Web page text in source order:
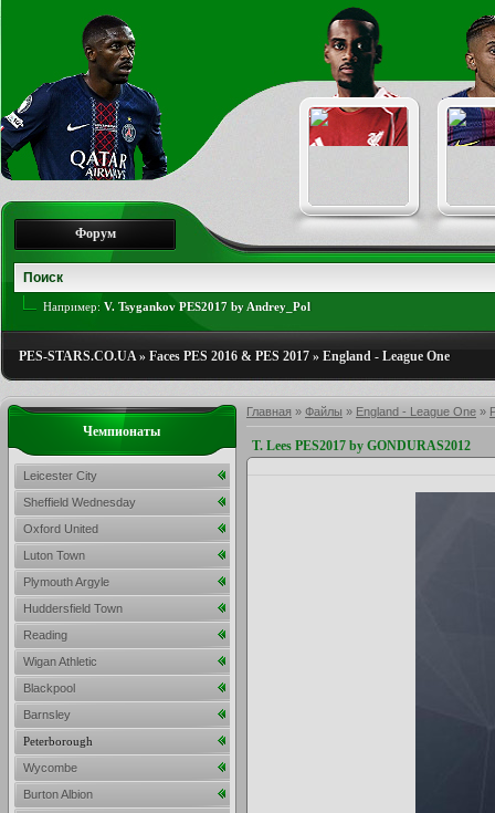
Форум
Например: V. Tsygankov PES2017 by Andrey_Pol
PES-STARS.CO.UA» Faces PES 2016 & PES 2017 » England - League One
Главная » Файлы » England - League One »
T. Lees PES2017 by GONDURAS2012
Чемпионаты
Leicester City
Sheffield Wednesday
Oxford United
Luton Town
Plymouth Argyle
Huddersfield Town
Reading
Wigan Athletic
Blackpool
Barnsley
Peterborough
Wycombe
Burton Albion